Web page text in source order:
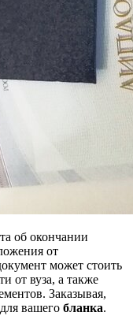
об окончании
от
может стоить
от вуза, а также
Заказывая,
вашего бланка.